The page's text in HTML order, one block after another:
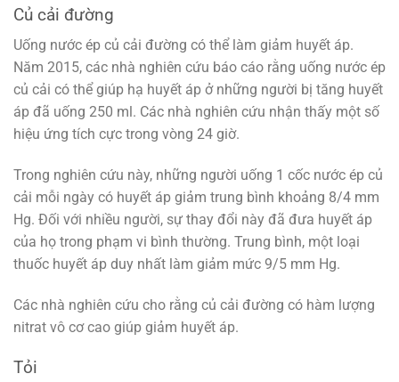
Củ cải đường
Uống nước ép củ cải đường có thể làm giảm huyết áp.
Năm 2015, các nhà nghiên cứu báo cáo rằng uống nước ép
củ cải có thể giúp hạ huyết áp ở những người bị tăng huyết
áp đã uống 250 ml. Các nhà nghiên cứu nhận thấy một số
hiệu ứng tích cực trong vòng 24 giờ.
Trong nghiên cứu này, những người uống 1 cốc nước ép củ
cải mỗi ngày có huyết áp giảm trung bình khoảng 8/4 mm
Hg. Đối với nhiều người, sự thay đổi này đã đưa huyết áp
của họ trong phạm vi bình thường. Trung bình, một loại
thuốc huyết áp duy nhất làm giảm mức 9/5 mm Hg.
Các nhà nghiên cứu cho rằng củ cải đường có hàm lượng
nitrat vô cơ cao giúp giảm huyết áp.
Tỏi